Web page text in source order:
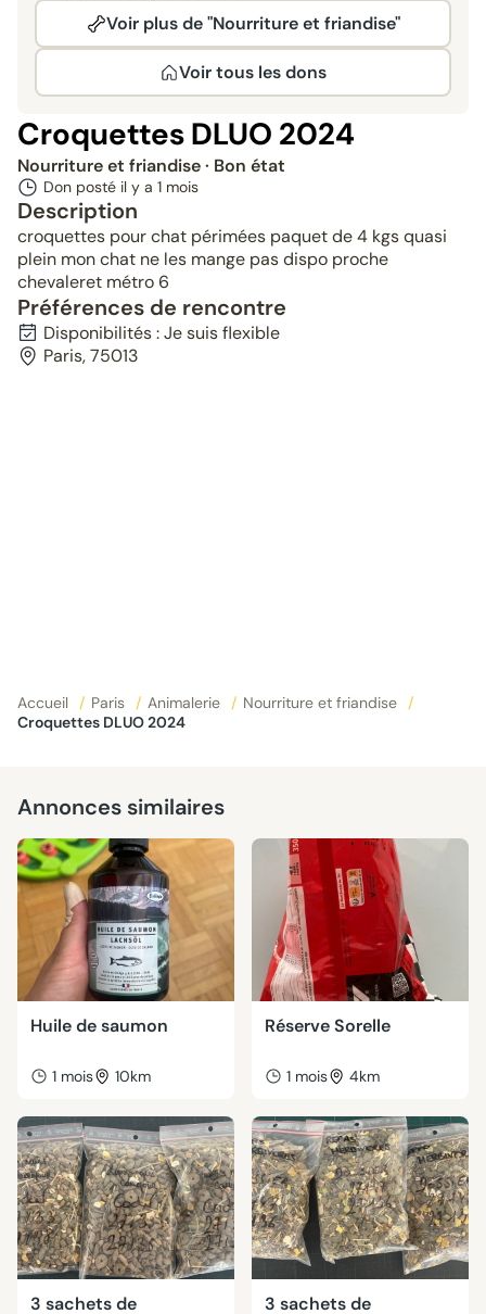
Voir plus de "Nourriture et friandise"
Voir tous les dons
Croquettes DLUO 2024
Nourriture et friandise· Bon état
Don posté il y a 1 mois
Description
croquettes pour chat périmées paquet de 4 kgs quasi
plein mon chat ne les mange pas dispo proche
chevaleret métro 6
Préférences de rencontre
Disponibilités : Je suis flexible
Paris, 75013
Accueil / Paris / Animalerie / Nourriture et friandise
/
Croquettes DLUO 2024
Annonces similaires
Huile de saumon
1 mois 10km
Réserve Sorelle
1 mois 4km
3 sachets de 3 sachets de